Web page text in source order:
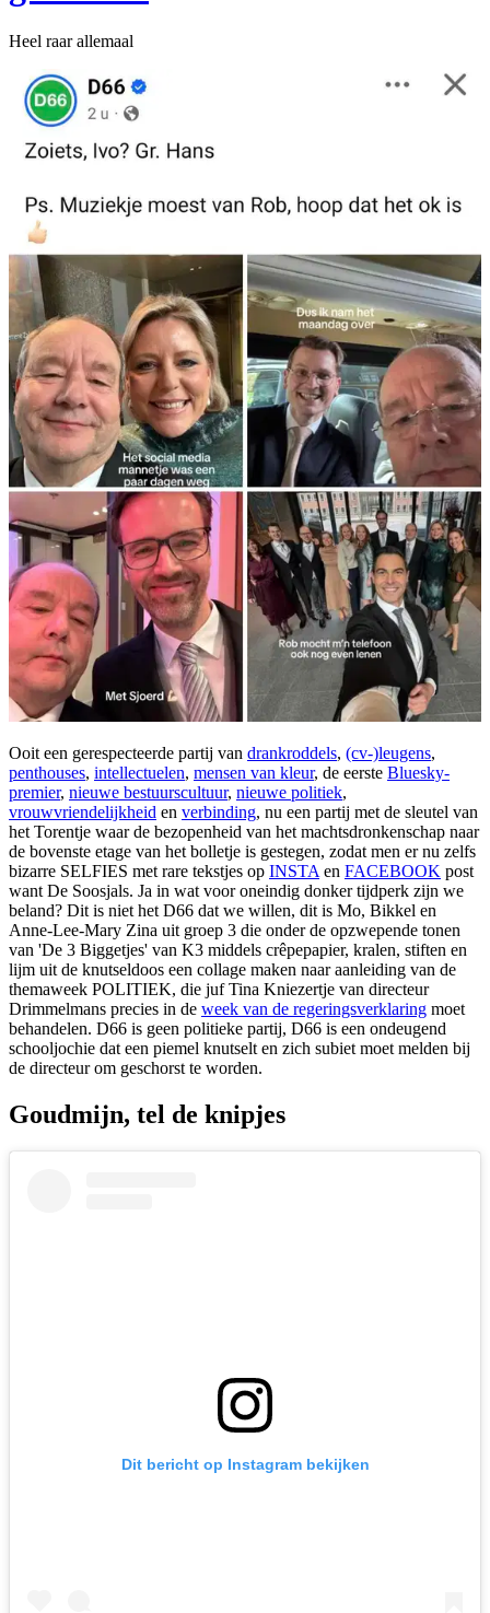
Heel raar allemaal
Ooit een gerespecteerde partij van drankroddels, (cv-)leugens,
penthouses, intellectuelen, mensen van kleur, de eerste Bluesky-
premier, nieuwe bestuurscultuur, nieuwe politiek,
vrouwvriendelijkheid en verbinding, nu een partij met de sleutel van
het Torentje waar de bezopenheid van het machtsdronkenschap naar
de bovenste etage van het bolletje is gestegen, zodat men er nu zelfs
bizarre SELFIES met rare tekstjes op INSTA en FACEBOOK post
want De Soosjals. Ja in wat voor oneindig donker tijdperk zijn we
beland? Dit is niet het D66 dat we willen, dit is Mo, Bikkel en
Anne-Lee-Mary Zina uit groep 3 die onder de opzwepende tonen
van 'De 3 Biggetjes' van K3 middels crêpepapier, kralen, stiften en
lijm uit de knutseldoos een collage maken naar aanleiding van de
themaweek POLITIEK, die juf Tina Kniezertje van directeur
Drimmelmans precies in de week van de regeringsverklaring moet
behandelen. D66 is geen politieke partij, D66 is een ondeugend
schooljochie dat een piemel knutselt en zich subiet moet melden bij
de directeur om geschorst te worden.
Goudmijn, tel de knipjes
Dit bericht op Instagram bekijken